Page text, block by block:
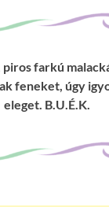
piros farkú
feneket, úgy
eleget. B.U.É.K.